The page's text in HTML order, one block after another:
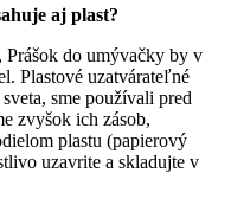
aj plast?
Prášok do umývačky by v
Plastové uzatvárateľné
sme používali pred
zvyšok ich zásob,
plastu (papierový
uzavrite a skladujte v